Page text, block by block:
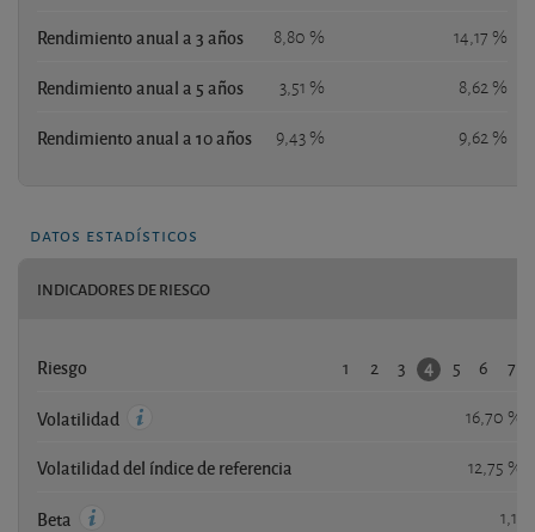
Rendimiento anual a 3 años 8,80 % 14,17 %
Rendimiento anual a 5 años 3,51 % 8,62 %
Rendimiento anual a 10 años 9,43 % 9,62 %
datos estadísticos
INDICADORES DE RIESGO
Riesgo 1 2 3 4 5 6 7
Volatilidad 16,70 %
Volatilidad del índice de referencia 12,75 %
Beta 1,11